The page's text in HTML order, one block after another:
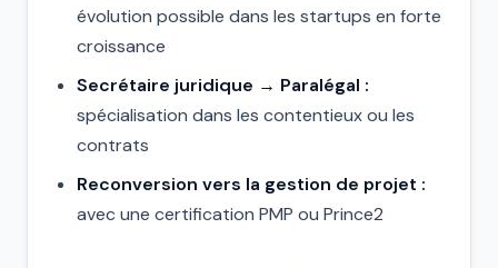
évolution possible dans les startups en forte
croissance
Secrétaire juridique → Paralégal :
spécialisation dans les contentieux ou les
contrats
Reconversion vers la gestion de projet :
avec une certification PMP ou Prince2